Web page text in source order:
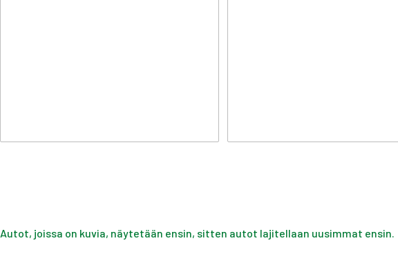
Autot, joissa on kuvia, näytetään ensin, sitten autot lajitellaan uusimmat ensin.